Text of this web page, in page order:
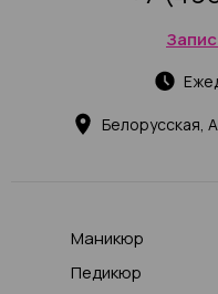
Белорусская,
Маникюр
Педикюр